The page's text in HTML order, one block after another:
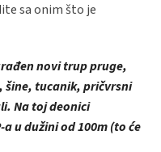
sa onim što je
novi trup pruge,
šine, tucanik, pričvrsni
Na toj deonici
u dužini od 100m (to će